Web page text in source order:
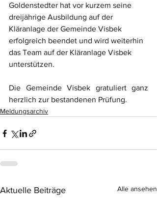
Goldenstedter hat vor kurzem seine
dreijährige Ausbildung auf der
Kläranlage der Gemeinde Visbek
erfolgreich beendet und wird weiterhin
das Team auf der Kläranlage Visbek
unterstützen.
Die Gemeinde Visbek gratuliert ganz
herzlich zur bestandenen Prüfung.
Meldungsarchiv
Aktuelle Beiträge Alle ansehen